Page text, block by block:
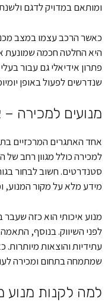
ומותאם במדויק לדגם ולשנת
כאשר הרכב עצמו במצב
היא החלטה חכמה שמונעת
פתרון אידיאלי גם עבור
שנדרשים לפעול באופן
מנועים למכירה –
אחד האתגרים המרכזיים
למכירה כולל מגוון רחב
סטנדרטים. חשוב לבחור
מידע מלא על מקור המנוע,
מנוע איכותי הוא כזה
לפני השיווק. בנוסף,
עתידיות והוצאות
שמתמחה בתחום ומכירה
למה לקנות מנוע